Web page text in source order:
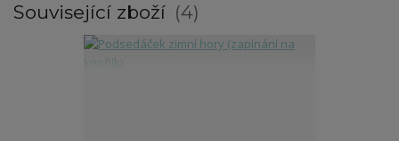
Související zboží 4